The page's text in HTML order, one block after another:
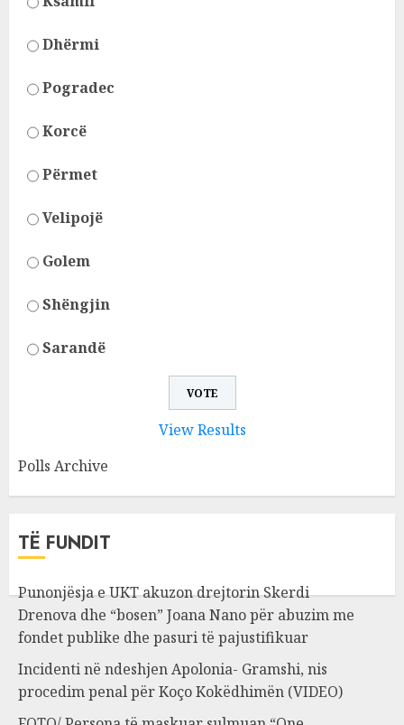
Dhërmi
Pogradec
Korcë
Përmet
Velipojë
Golem
Shëngjin
Sarandë
View Results
Polls Archive
TË FUNDIT
Punonjësja e UKT akuzon drejtorin Skerdi
Drenova dhe “bosen” Joana Nano për abuzim me
fondet publike dhe pasuri të pajustifikuar
Incidenti në ndeshjen Apolonia- Gramshi, nis
procedim penal për Koço Kokëdhimën (VIDEO)